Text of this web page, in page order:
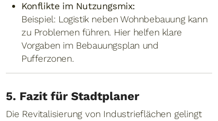
Konflikte im Nutzungsmix:
Beispiel: Logistik neben Wohnbebauung kann
zu Problemen führen. Hier helfen klare
Vorgaben im Bebauungsplan und
Pufferzonen.
5. Fazit für Stadtplaner
Die Revitalisierung von Industrieflächen gelingt